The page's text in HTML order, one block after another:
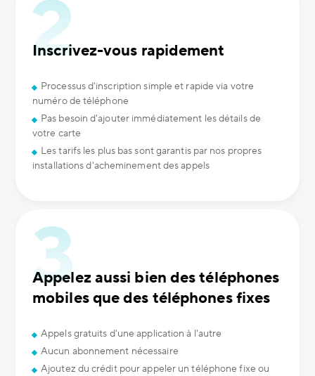
Inscrivez-vous rapidement
Processus d'inscription simple et rapide via votre
numéro de téléphone
Pas besoin d'ajouter immédiatement les détails de
votre carte
Les tarifs les plus bas sont garantis par nos propres
installations d'acheminement des appels
Appelez aussi bien des téléphones
mobiles que des téléphones fixes
Appels gratuits d'une application à l'autre
Aucun abonnement nécessaire
Ajoutez du crédit pour appeler un téléphone fixe ou